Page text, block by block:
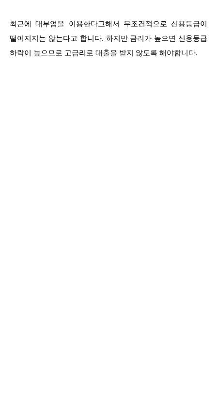
최근에 대부업을 이용한다고해서 무조건적으로 신용등급이
떨어지지는 않는다고 합니다. 하지만 금리가 높으면 신용등급
하락이 높으므로 고금리로 대출을 받지 않도록 해야합니다.